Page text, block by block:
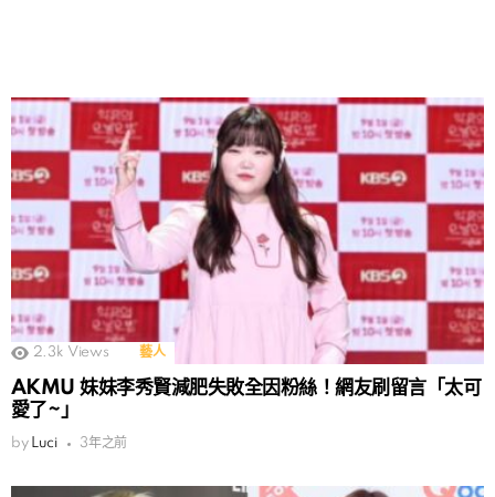
2.3k Views 藝人
AKMU 妹妹李秀賢減肥失敗全因粉絲！網友刷留言「太可
愛了~」
by Luci 3年之前